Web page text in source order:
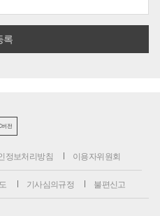
버전
정보처리방침 이용자위원회
기사심의규정 불편신고